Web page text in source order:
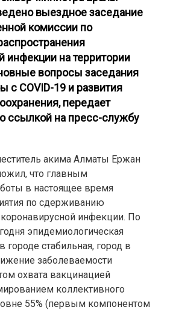
выездное заседание
комиссии по
инфекции на территории
вопросы заседания
с COVID-19 и развития
передает
ссылкой на пресс-службу
акима Алматы Ержан
что главным
в настоящее время
по сдерживанию
коронавирусной инфекции. По
эпидемиологическая
городе стабильная, город в
заболеваемости
охвата вакцинацией
коллективного
55% (первым компонентом